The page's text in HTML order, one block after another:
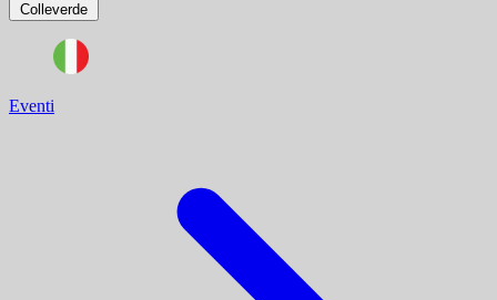
Colleverde
Eventi